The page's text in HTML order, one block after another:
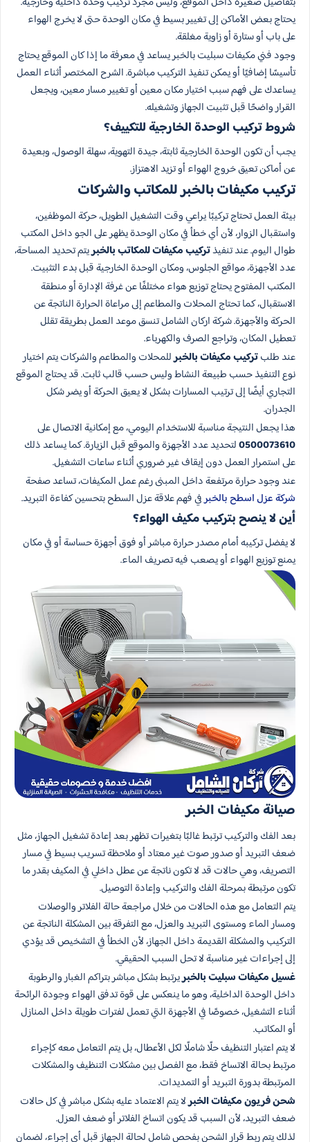
يحتاج بعض الأماكن إلى تغيير بسيط في مكان الوحدة حتى لا يخرج الهواء
على باب أو ستارة أو زاوية مغلقة.
وجود فني مكيفات سبليت بالخبر يساعد في معرفة ما إذا كان الموقع يحتاج
تأسيسًا إضافيًا أو يمكن تنفيذ التركيب مباشرة. الشرح المختصر أثناء العمل
يساعدك على فهم سبب اختيار مكان معين أو تغيير مسار معين، ويجعل
القرار واضحًا قبل تثبيت الجهاز وتشغيله.
شروط تركيب الوحدة الخارجية للتكييف؟
يجب أن تكون الوحدة الخارجية ثابتة، جيدة التهوية، سهلة الوصول، وبعيدة
عن أماكن تعيق خروج الهواء أو تزيد الاهتزاز.
تركيب مكيفات بالخبر للمكاتب والشركات
بيئة العمل تحتاج تركيبًا يراعي وقت التشغيل الطويل، حركة الموظفين،
واستقبال الزوار، لأن أي خطأ في مكان الوحدة يظهر على الجو داخل المكتب
طوال اليوم. عند تنفيذتركيب مكيفات للمكاتب بالخبريتم تحديد المساحة،
عدد الأجهزة، مواقع الجلوس، ومكان الوحدة الخارجية قبل بدء التثبيت.
المكتب المفتوح يحتاج توزيع هواء مختلفًا عن غرفة الإدارة أو منطقة
الاستقبال، كما تحتاج المحلات والمطاعم إلى مراعاة الحرارة الناتجة عن
الحركة والأجهزة. شركة اركان الشامل تنسق موعد العمل بطريقة تقلل
تعطيل المكان، وتراجع الصرف والكهرباء.
عند طلبتركيب مكيفات بالخبرللمحلات والمطاعم والشركات يتم اختيار
نوع التنفيذ حسب طبيعة النشاط وليس حسب قالب ثابت. قد يحتاج الموقع
التجاري أيضًا إلى ترتيب المسارات بشكل لا يعيق الحركة أو يضر شكل
الجدران.
هذا يجعل النتيجة مناسبة للاستخدام اليومي، مع إمكانية الاتصال على
0500073610لتحديد عدد الأجهزة والموقع قبل الزيارة. كما يساعد ذلك
على استمرار العمل دون إيقاف غير ضروري أثناء ساعات التشغيل.
عند وجود حرارة مرتفعة داخل المبنى رغم عمل المكيفات، تساعد صفحة
شركة عزل اسطح بالخبرفي فهم علاقة عزل السطح بتحسين كفاءة التبريد.
أين لا ينصح بتركيب مكيف الهواء؟
لا يفضل تركيبه أمام مصدر حرارة مباشر أو فوق أجهزة حساسة أو في مكان
يمنع توزيع الهواء أو يصعب فيه تصريف الماء.
صيانة مكيفات الخبر
بعد الفك والتركيب ترتبط غالبًا بتغيرات تظهر بعد إعادة تشغيل الجهاز، مثل
ضعف التبريد أو صدور صوت غير معتاد أو ملاحظة تسريب بسيط في مسار
التصريف، وهي حالات قد لا تكون ناتجة عن عطل داخلي في المكيف بقدر ما
تكون مرتبطة بمرحلة الفك والتركيب وإعادة التوصيل.
يتم التعامل مع هذه الحالات من خلال مراجعة حالة الفلاتر والوصلات
ومسار الماء ومستوى التبريد والعزل، مع التفرقة بين المشكلة الناتجة عن
التركيب والمشكلة القديمة داخل الجهاز، لأن الخطأ في التشخيص قد يؤدي
إلى إجراءات غير مناسبة لا تحل السبب الحقيقي.
غسيل مكيفات سبليت بالخبريرتبط بشكل مباشر بتراكم الغبار والرطوبة
داخل الوحدة الداخلية، وهو ما ينعكس على قوة تدفق الهواء وجودة الرائحة
أثناء التشغيل، خصوصًا في الأجهزة التي تعمل لفترات طويلة داخل المنازل
أو المكاتب.
لا يتم اعتبار التنظيف حلًا شاملًا لكل الأعطال، بل يتم التعامل معه كإجراء
مرتبط بحالة الاتساخ فقط، مع الفصل بين مشكلات التنظيف والمشكلات
المرتبطة بدورة التبريد أو التمديدات.
شحن فريون مكيفات الخبرلا يتم الاعتماد عليه بشكل مباشر في كل حالات
ضعف التبريد، لأن السبب قد يكون اتساخ الفلاتر أو ضعف العزل.
لذلك يتم ربط قرار الشحن بفحص شامل لحالة الجهاز قبل أي إجراء، لضمان